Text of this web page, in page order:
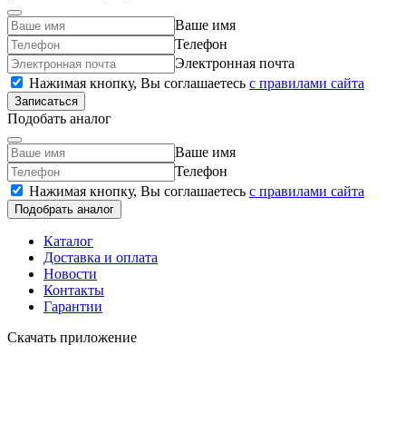
Ваше имя
Телефон
Электронная почта
Нажимая кнопку, Вы соглашаетесь c правилами сайта
Записаться
Подобать аналог
Ваше имя
Телефон
Нажимая кнопку, Вы соглашаетесь c правилами сайта
Подобрать аналог
Каталог
Доставка и оплата
Новости
Контакты
Гарантии
Скачать приложение